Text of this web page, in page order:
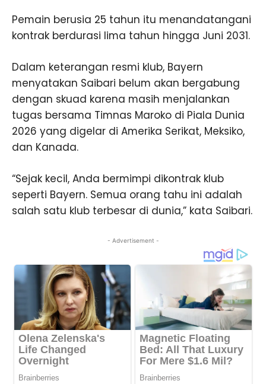
Pemain berusia 25 tahun itu menandatangani
kontrak berdurasi lima tahun hingga Juni 2031.
Dalam keterangan resmi klub, Bayern
menyatakan Saibari belum akan bergabung
dengan skuad karena masih menjalankan
tugas bersama Timnas Maroko di Piala Dunia
2026 yang digelar di Amerika Serikat, Meksiko,
dan Kanada.
“Sejak kecil, Anda bermimpi dikontrak klub
seperti Bayern. Semua orang tahu ini adalah
salah satu klub terbesar di dunia,” kata Saibari.
- Advertisement -